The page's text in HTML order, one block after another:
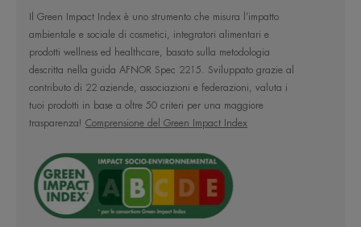
antiossidante, per proteggere le cellule dai radicali
liberi.
- Acqua Termale Avène, nota per le sue proprietà
lenitive, anti-irritanti e addolcenti.
Il pratico tubo con dosatore permette di dosare
applicare.
Il Green Impact Index è uno strumento che misura l’impatto
ambientale e sociale di cosmetici, integratori alimentari e
prodotti wellness ed healthcare, basato sulla metodologia
descritta nella guida AFNOR Spec 2215. Sviluppato grazie al
contributo di 22 aziende, associazioni e federazioni, valuta i
tuoi prodotti in base a oltre 50 criteri per una maggiore
trasparenza! Comprensione del Green Impact Index